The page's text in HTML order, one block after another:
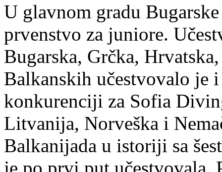
U glavnom gradu
prvenstvo za juniore.
Bugarska, Grčka,
Balkanskih učestvovalo je
konkurenciji za Sofia
Litvanija, Norveška i
Balkanijada u istoriji sa
je po prvi put